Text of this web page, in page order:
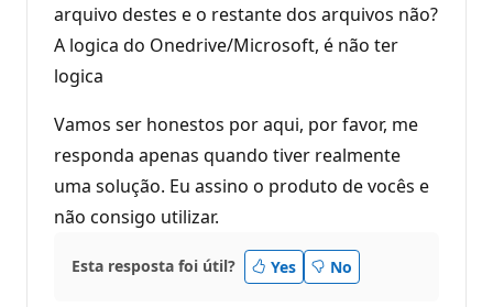
arquivo destes e o restante dos arquivos não?
A logica do Onedrive/Microsoft, é não ter
logica
Vamos ser honestos por aqui, por favor, me
responda apenas quando tiver realmente
uma solução. Eu assino o produto de vocês e
não consigo utilizar.
Esta resposta foi útil? Yes No